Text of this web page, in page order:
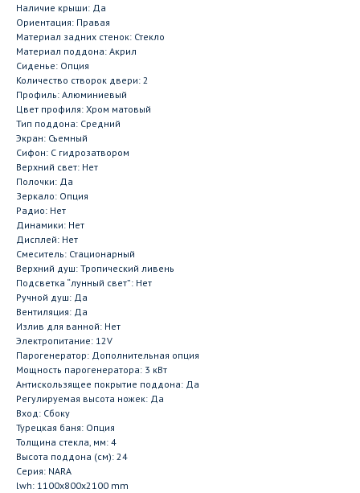
Наличие крыши: Да
Ориентация: Правая
Материал задних стенок: Стекло
Материал поддона: Акрил
Сиденье: Опция
Количество створок двери: 2
Профиль: Алюминиевый
Цвет профиля: Хром матовый
Тип поддона: Средний
Экран: Съемный
Сифон: С гидрозатвором
Верхний свет: Нет
Полочки: Да
Зеркало: Опция
Радио: Нет
Динамики: Нет
Дисплей: Нет
Смеситель: Стационарный
Верхний душ: Тропический ливень
Подсветка “лунный свет”: Нет
Ручной душ: Да
Вентиляция: Да
Излив для ванной: Нет
Электропитание: 12V
Парогенератор: Дополнительная опция
Мощность парогенератора: 3 кВт
Антискользящее покрытие поддона: Да
Регулируемая высота ножек: Да
Вход: Сбоку
Турецкая баня: Опция
Толщина стекла, мм: 4
Высота поддона (см): 24
Серия: NARA
lwh: 1100x800x2100 mm